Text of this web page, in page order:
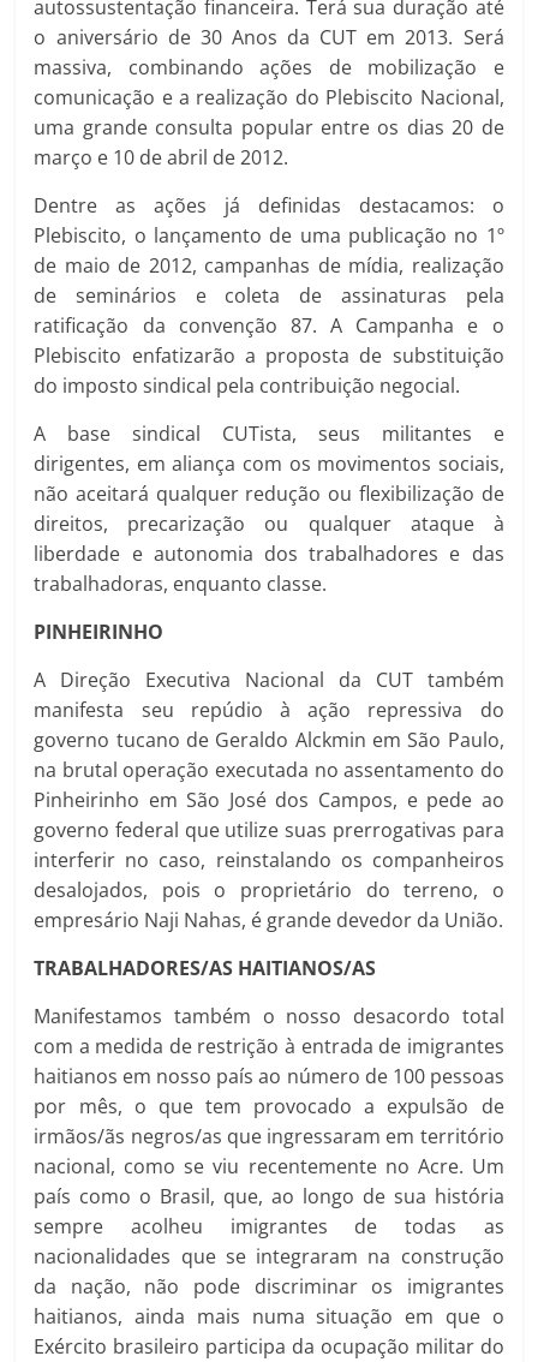
autossustentação financeira. Terá sua duração até
o aniversário de 30 Anos da CUT em 2013. Será
massiva, combinando ações de mobilização e
comunicação e a realização do Plebiscito Nacional,
uma grande consulta popular entre os dias 20 de
março e 10 de abril de 2012.
Dentre as ações já definidas destacamos: o
Plebiscito, o lançamento de uma publicação no 1º
de maio de 2012, campanhas de mídia, realização
de seminários e coleta de assinaturas pela
ratificação da convenção 87. A Campanha e o
Plebiscito enfatizarão a proposta de substituição
do imposto sindical pela contribuição negocial.
A base sindical CUTista, seus militantes e
dirigentes, em aliança com os movimentos sociais,
não aceitará qualquer redução ou flexibilização de
direitos, precarização ou qualquer ataque à
liberdade e autonomia dos trabalhadores e das
trabalhadoras, enquanto classe.
PINHEIRINHO
A Direção Executiva Nacional da CUT também
manifesta seu repúdio à ação repressiva do
governo tucano de Geraldo Alckmin em São Paulo,
na brutal operação executada no assentamento do
Pinheirinho em São José dos Campos, e pede ao
governo federal que utilize suas prerrogativas para
interferir no caso, reinstalando os companheiros
desalojados, pois o proprietário do terreno, o
empresário Naji Nahas, é grande devedor da União.
TRABALHADORES/AS HAITIANOS/AS
Manifestamos também o nosso desacordo total
com a medida de restrição à entrada de imigrantes
haitianos em nosso país ao número de 100 pessoas
por mês, o que tem provocado a expulsão de
irmãos/ãs negros/as que ingressaram em território
nacional, como se viu recentemente no Acre. Um
país como o Brasil, que, ao longo de sua história
sempre acolheu imigrantes de todas as
nacionalidades que se integraram na construção
da nação, não pode discriminar os imigrantes
haitianos, ainda mais numa situação em que o
Exército brasileiro participa da ocupação militar do